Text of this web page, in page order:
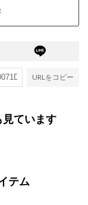
URLをコピー
ています
テム